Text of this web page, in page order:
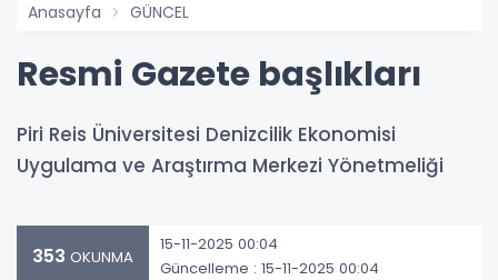
Anasayfa GÜNCEL
Resmi Gazete başlıkları
Piri Reis Üniversitesi Denizcilik Ekonomisi
Uygulama ve Araştırma Merkezi Yönetmeliği
353 OKUNMA
15-11-2025 00:04
Güncelleme : 15-11-2025 00:04